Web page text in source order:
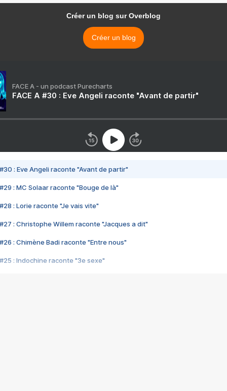
Créer un blog sur Overblog
Créer un blog
FACE A - un podcast Purecharts
FACE A #30 : Eve Angeli raconte "Avant de partir"
#30 : Eve Angeli raconte "Avant de partir"
#29 : MC Solaar raconte "Bouge de là"
#28 : Lorie raconte "Je vais vite"
#27 : Christophe Willem raconte "Jacques a dit"
#26 : Chimène Badi raconte "Entre nous"
#25 : Indochine raconte "3e sexe"